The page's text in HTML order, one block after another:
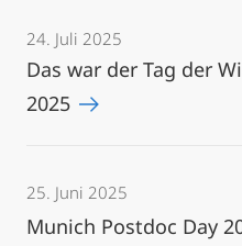
24. Juli 2025
Das war der Tag der
2025
25. Juni 2025
Munich Postdoc Day